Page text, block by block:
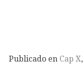
Publicado en Cap X,